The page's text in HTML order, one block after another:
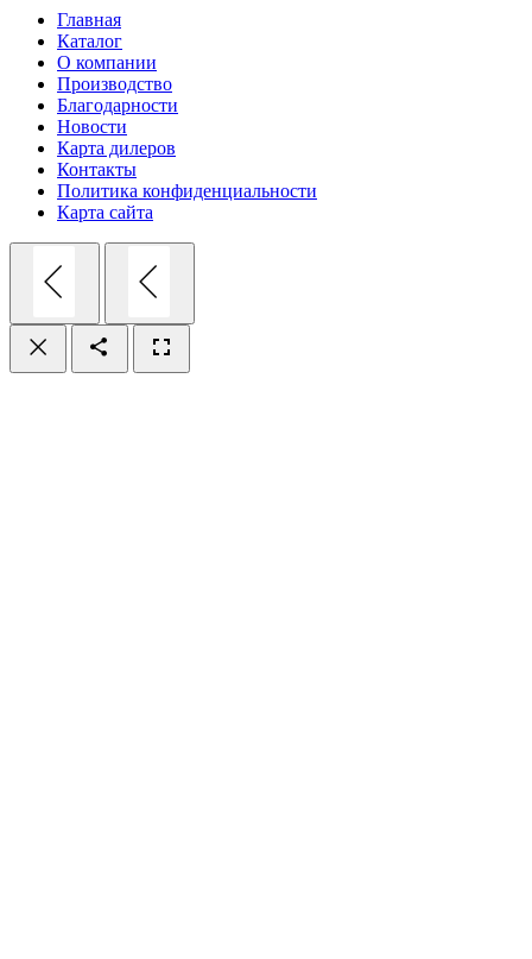
Главная
Каталог
О компании
Производство
Благодарности
Новости
Карта дилеров
Контакты
Политика конфиденциальности
Карта сайта